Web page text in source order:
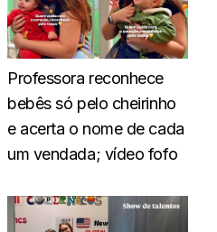
Professora reconhece
bebês só pelo cheirinho
e acerta o nome de cada
um vendada; vídeo fofo